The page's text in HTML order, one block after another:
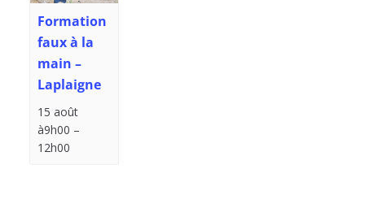
Formation
faux à la
main –
Laplaigne
15 août
à9h00 –
12h00